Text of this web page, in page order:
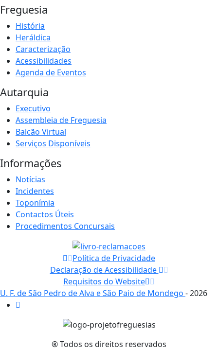
Freguesia
História
Heráldica
Caracterização
Acessibilidades
Agenda de Eventos
Autarquia
Executivo
Assembleia de Freguesia
Balcão Virtual
Serviços Disponíveis
Informações
Notícias
Incidentes
Toponímia
Contactos Úteis
Procedimentos Concursais
Política de Privacidade
Declaração de Acessibilidade
Requisitos do Website
U. F. de São Pedro de Alva e São Paio de Mondego - 2026
® Todos os direitos reservados